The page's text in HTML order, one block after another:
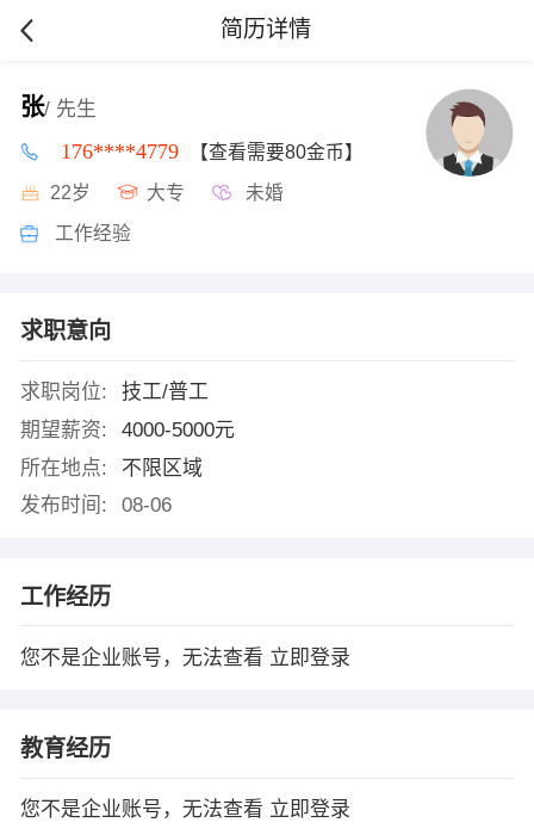
简历详情
张/ 先生
176****4779 【查看需要80金币】
22岁 大专 未婚
工作经验
求职意向
求职岗位:
技工/普工
期望薪资:
4000-5000元
所在地点:
不限区域
发布时间:
08-06
工作经历
您不是企业账号，无法查看 立即登录
教育经历
您不是企业账号，无法查看 立即登录